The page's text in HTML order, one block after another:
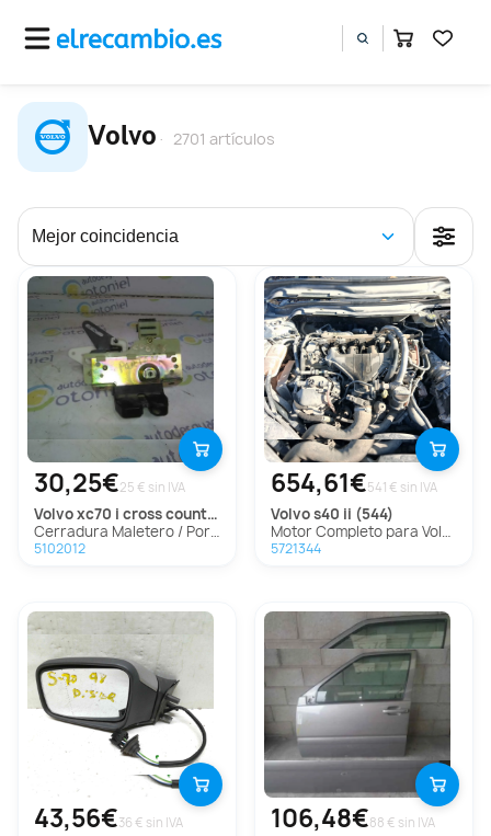
Volvo 2701 artículos
30,25€25 € sin IVA
volvoxc70 i cross country (295)
Cerradura Maletero / Porton para Volvo Xc70 I Cross Country (295)
5102012
654,61€541 € sin IVA
volvos40 ii (544)
Motor Completo para Volvo S40 Ii (544)
5721344
43,56€36 € sin IVA 106,48€88 € sin IVA